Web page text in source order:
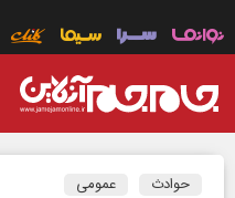
حوادث عمومی